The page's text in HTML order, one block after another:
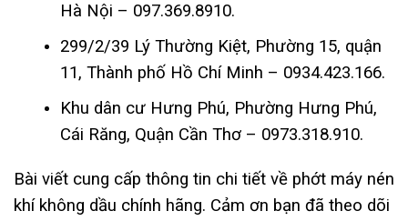
Hà Nội – 097.369.8910.
299/2/39 Lý Thường Kiệt, Phường 15, quận
11, Thành phố Hồ Chí Minh – 0934.423.166.
Khu dân cư Hưng Phú, Phường Hưng Phú,
Cái Răng, Quận Cần Thơ – 0973.318.910.
Bài viết cung cấp thông tin chi tiết về phớt máy nén
khí không dầu chính hãng. Cảm ơn bạn đã theo dõi